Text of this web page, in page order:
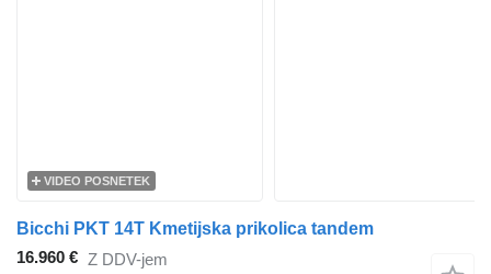
VIDEO POSNETEK
Bicchi PKT 14T Kmetijska prikolica tandem
16.960 € Z DDV-jem